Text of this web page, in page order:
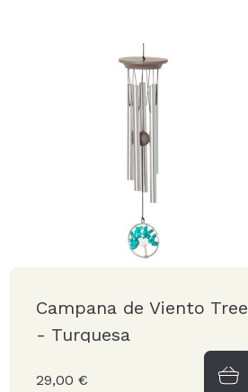
Campana de Viento Tree
- Turquesa
29,00 €